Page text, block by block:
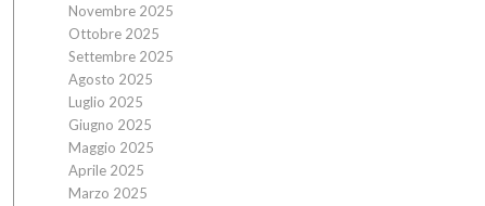
Novembre 2025
Ottobre 2025
Settembre 2025
Agosto 2025
Luglio 2025
Giugno 2025
Maggio 2025
Aprile 2025
Marzo 2025